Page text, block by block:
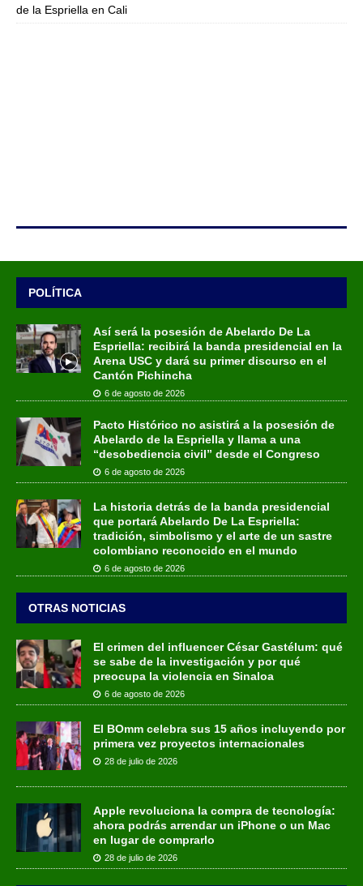
de la Espriella en Cali
POLÍTICA
Así será la posesión de Abelardo De La
Espriella: recibirá la banda presidencial en la
Arena USC y dará su primer discurso en el
Cantón Pichincha
6 de agosto de 2026
Pacto Histórico no asistirá a la posesión de
Abelardo de la Espriella y llama a una
“desobediencia civil” desde el Congreso
6 de agosto de 2026
La historia detrás de la banda presidencial
que portará Abelardo De La Espriella:
tradición, simbolismo y el arte de un sastre
colombiano reconocido en el mundo
6 de agosto de 2026
OTRAS NOTICIAS
El crimen del influencer César Gastélum: qué
se sabe de la investigación y por qué
preocupa la violencia en Sinaloa
6 de agosto de 2026
El BOmm celebra sus 15 años incluyendo por
primera vez proyectos internacionales
28 de julio de 2026
Apple revoluciona la compra de tecnología:
ahora podrás arrendar un iPhone o un Mac
en lugar de comprarlo
28 de julio de 2026